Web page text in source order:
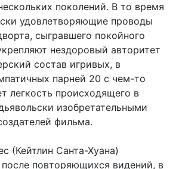
поколений. В то время
удовлетворяющие проводы
сыгравшего покойного
нездоровый авторитет
состав игривых, в
парней 20 с чем-то
легкость происходящего в
изобретательными
фильма.
(Кейтлин Санта-Хуана)
повторяющихся видений, в